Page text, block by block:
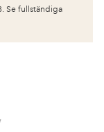
Se fullständiga